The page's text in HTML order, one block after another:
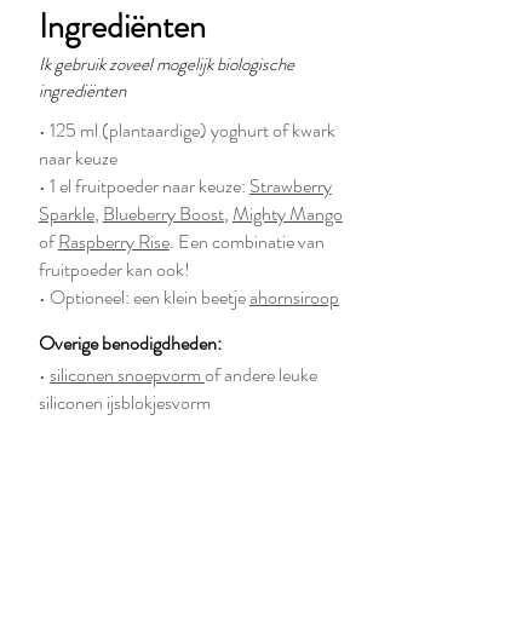
Ingrediënten
Ik gebruik zoveel mogelijk biologische
ingrediënten
• 125 ml (plantaardige) yoghurt of kwark
naar keuze
• 1 el fruitpoeder naar keuze: Strawberry
Sparkle, Blueberry Boost,Mighty Mango
ofRaspberry Rise. Een combinatie van
fruitpoeder kan ook!
• Optioneel: een klein beetjeahornsiroop
Overige benodigdheden:
• siliconen snoepvormof andere leuke
siliconen ijsblokjesvorm